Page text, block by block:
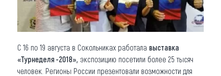
С 16 по 19 августа в Сокольниках работала выставка
«Турнеделя -2018», экспозицию посетили более 25 тысяч
человек. Регионы России презентовали возможности для